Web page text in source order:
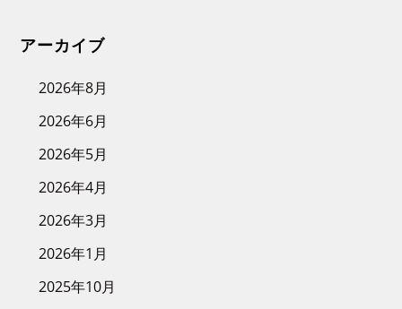
アーカイブ
2026年8月
2026年6月
2026年5月
2026年4月
2026年3月
2026年1月
2025年10月